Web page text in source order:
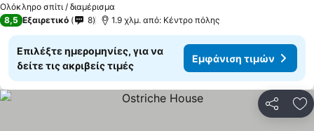
Ολόκληρο σπίτι / διαμέρισμα
8,5 Εξαιρετικό 8 1.9 χλμ. από: Κέντρο πόλης
Επιλέξτε ημερομηνίες, για να
δείτε τις ακριβείς τιμές
Εμφάνιση τιμών